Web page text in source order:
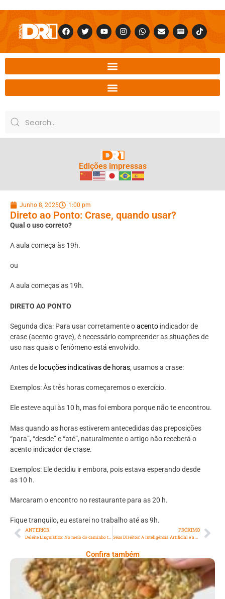
Edições impressas
Junho 8, 2025 1:00 pm
Direto ao Ponto: Crase, quando usar?
Qual o uso correto?
A aula começa às 19h.
ou
A aula começas as 19h.
DIRETO AO PONTO
Segunda dica: Para usar corretamente oacento indicador de
crase (acento grave), é necessário compreender as situações de
uso nas quais o fenômeno está envolvido.
Antes de locuções indicativas de horas, usamos a crase:
Exemplos: Àstrês horas começaremos o exercício.
Ele esteve aqui às 10 h, mas foi embora porque não te encontrou.
Mas quando as horas estiverem antecedidas das preposições
“para”, “desde” e “até”, naturalmente o artigo não receberá o
acento indicador de crase.
Exemplos: Ele decidiu ir embora, pois estava esperando desde
as 10 h.
Marcaram o encontro no restaurante para as 20 h.
Fique tranquilo, eu estarei no trabalho até as 9h.
ANTERIOR PRÓXIMO
Confira também